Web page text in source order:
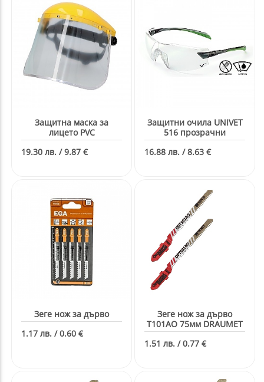
Защитна маска за
лицето PVC
19.30 лв. / 9.87 €
Защитни очила UNIVET
516 прозрачни
16.88 лв. / 8.63 €
Зеге нож за дърво
1.17 лв. / 0.60 €
Зеге нож за дърво
T101AO 75мм DRAUMET
1.51 лв. / 0.77 €